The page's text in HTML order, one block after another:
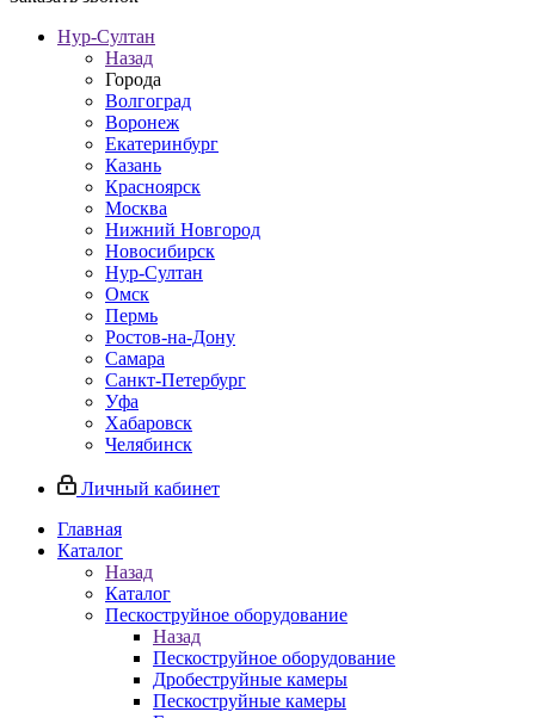
Нур-Султан
Назад
Города
Волгоград
Воронеж
Екатеринбург
Казань
Красноярск
Москва
Нижний Новгород
Новосибирск
Нур-Султан
Омск
Пермь
Ростов-на-Дону
Самара
Санкт-Петербург
Уфа
Хабаровск
Челябинск
Личный кабинет
Главная
Каталог
Назад
Каталог
Пескоструйное оборудование
Назад
Пескоструйное оборудование
Дробеструйные камеры
Пескоструйные камеры